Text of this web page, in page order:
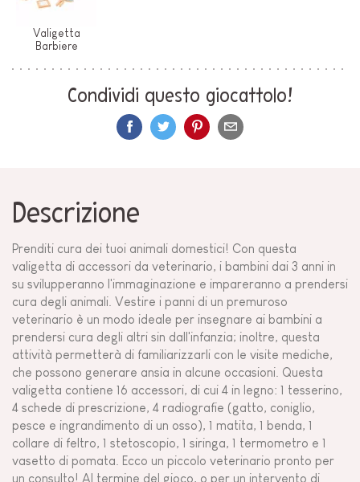
Valigetta
Barbiere
Condividi questo giocattolo!
Descrizione
Prenditi cura dei tuoi animali domestici! Con questa
valigetta di accessori da veterinario, i bambini dai 3 anni in
su svilupperanno l'immaginazione e impareranno a prendersi
cura degli animali. Vestire i panni di un premuroso
veterinario è un modo ideale per insegnare ai bambini a
prendersi cura degli altri sin dall'infanzia; inoltre, questa
attività permetterà di familiarizzarli con le visite mediche,
che possono generare ansia in alcune occasioni. Questa
valigetta contiene 16 accessori, di cui 4 in legno: 1 tesserino,
4 schede di prescrizione, 4 radiografie (gatto, coniglio,
pesce e ingrandimento di un osso), 1 matita, 1 benda, 1
collare di feltro, 1 stetoscopio, 1 siringa, 1 termometro e 1
vasetto di pomata. Ecco un piccolo veterinario pronto per
un consulto! Al termine del gioco, o per un intervento di